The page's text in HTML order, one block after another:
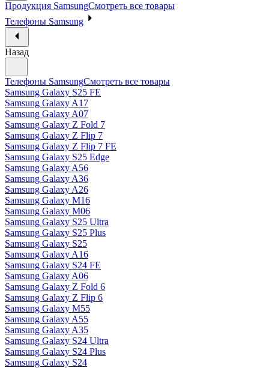
Продукция SamsungСмотреть все товары
Телефоны Samsung
Назад
Телефоны SamsungСмотреть все товары
Samsung Galaxy S25 FE
Samsung Galaxy A17
Samsung Galaxy A07
Samsung Galaxy Z Fold 7
Samsung Galaxy Z Flip 7
Samsung Galaxy Z Flip 7 FE
Samsung Galaxy S25 Edge
Samsung Galaxy A56
Samsung Galaxy A36
Samsung Galaxy A26
Samsung Galaxy M16
Samsung Galaxy M06
Samsung Galaxy S25 Ultra
Samsung Galaxy S25 Plus
Samsung Galaxy S25
Samsung Galaxy A16
Samsung Galaxy S24 FE
Samsung Galaxy A06
Samsung Galaxy Z Fold 6
Samsung Galaxy Z Flip 6
Samsung Galaxy M55
Samsung Galaxy A55
Samsung Galaxy A35
Samsung Galaxy S24 Ultra
Samsung Galaxy S24 Plus
Samsung Galaxy S24